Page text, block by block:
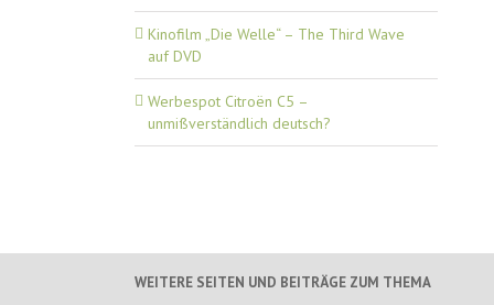
Kinofilm „Die Welle“ – The Third Wave
auf DVD
Werbespot Citroën C5 –
unmißverständlich deutsch?
WEITERE SEITEN UND BEITRÄGE ZUM THEMA